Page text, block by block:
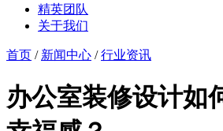
精英团队
关于我们
首页 / 新闻中心 /行业资讯
办公室装修设计如